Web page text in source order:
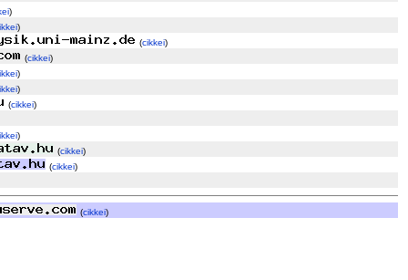
)
)
(cikkei)
(cikkei)
)
)
(cikkei)
)
(cikkei)
(cikkei)
(cikkei)